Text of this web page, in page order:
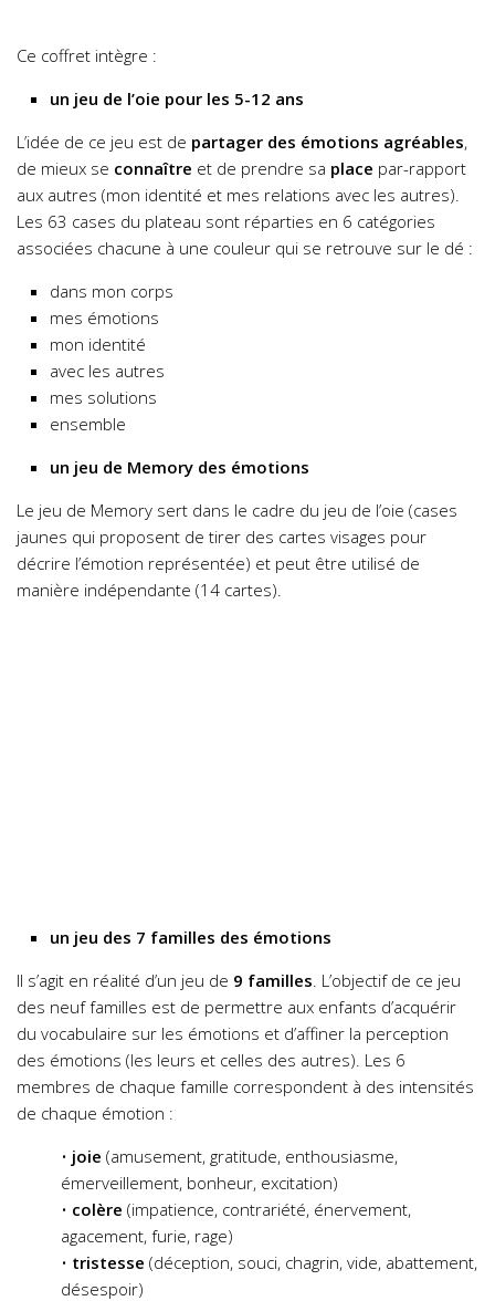
Ce coffret intègre :
un jeu de l’oie pour les 5-12 ans
L’idée de ce jeu est de partager des émotions agréables,
de mieux se connaître et de prendre sa place par-rapport
aux autres (mon identité et mes relations avec les autres).
Les 63 cases du plateau sont réparties en 6 catégories
associées chacune à une couleur qui se retrouve sur le dé :
dans mon corps
mes émotions
mon identité
avec les autres
mes solutions
ensemble
un jeu de Memory des émotions
Le jeu de Memory sert dans le cadre du jeu de l’oie (cases
jaunes qui proposent de tirer des cartes visages pour
décrire l’émotion représentée) et peut être utilisé de
manière indépendante (14 cartes).
un jeu des 7 familles des émotions
Il s’agit en réalité d’un jeu de 9 familles . L’objectif de ce jeu
des neuf familles est de permettre aux enfants d’acquérir
du vocabulaire sur les émotions et d’affiner la perception
des émotions (les leurs et celles des autres). Les 6
membres de chaque famille correspondent à des intensités
de chaque émotion :
• joie (amusement, gratitude, enthousiasme,
émerveillement, bonheur, excitation)
• colère (impatience, contrariété, énervement,
agacement, furie, rage)
• tristesse (déception, souci, chagrin, vide, abattement,
désespoir)